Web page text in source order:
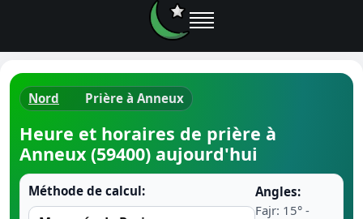
Ramadan
Nord Prière à Anneux
Heure et horaires de prière à
Anneux (59400) aujourd'hui
Méthode de calcul:
Angles:
Fajr: 15° -